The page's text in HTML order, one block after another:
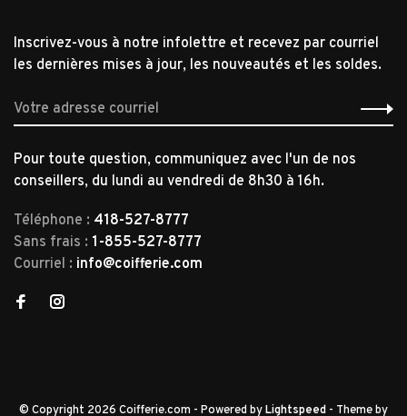
Inscrivez-vous à notre infolettre et recevez par courriel
les dernières mises à jour, les nouveautés et les soldes.
Pour toute question, communiquez avec l'un de nos
conseillers, du lundi au vendredi de 8h30 à 16h.
Téléphone : 418-527-8777
Sans frais : 1-855-527-8777
Courriel : info@coifferie.com
© Copyright 2026 Coifferie.com - Powered byLightspeed - Theme by